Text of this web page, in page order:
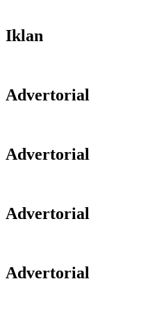
Iklan
Advertorial
Advertorial
Advertorial
Advertorial